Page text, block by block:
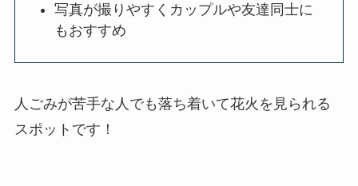
写真が撮りやすくカップルや友達同士に
もおすすめ
人ごみが苦手な人でも落ち着いて花火を見られる
スポットです！